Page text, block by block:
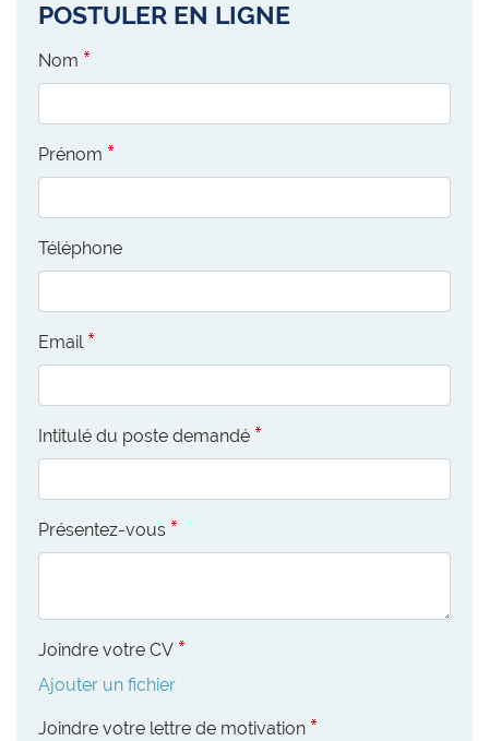
POSTULER EN LIGNE
Nom
Prénom
Téléphone
Email
Intitulé du poste demandé
Présentez-vous
Joindre votre CV
Ajouter un fichier
Joindre votre lettre de motivation